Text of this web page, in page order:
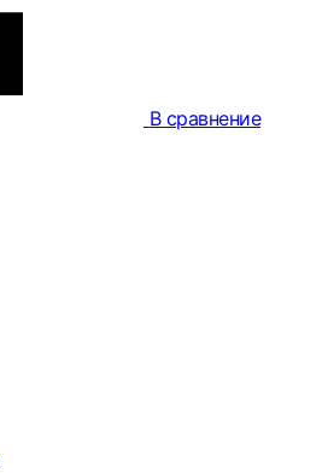
В сравнение